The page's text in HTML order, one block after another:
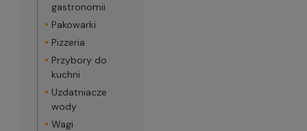
gastronomii
Pakowarki
Pizzeria
Przybory do
kuchni
Uzdatniacze
wody
Wagi